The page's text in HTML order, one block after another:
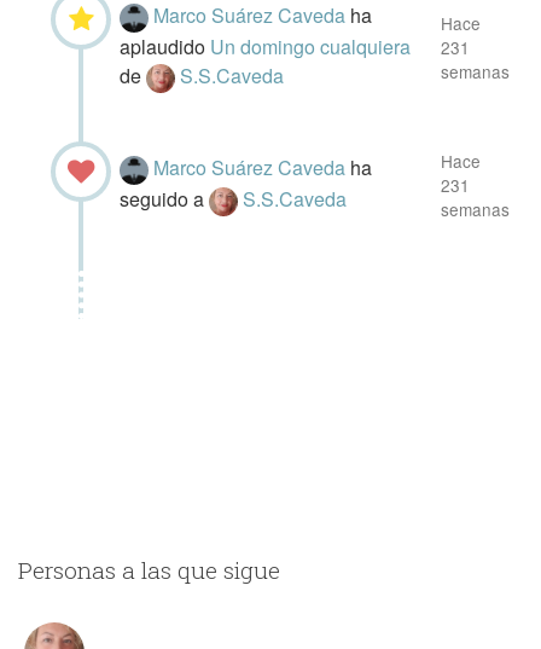
Marco Suárez Caveda ha
aplaudido Un domingo cualquiera
de
S.S.Caveda
Hace
231
semanas
Marco Suárez Caveda ha
seguido a
S.S.Caveda
Hace
231
semanas
Personas a las que sigue